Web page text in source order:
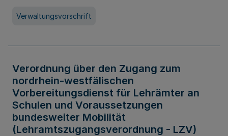
Verwaltungsvorschrift
Verordnung über den Zugang zum
nordrhein-westfälischen
Vorbereitungsdienst für Lehrämter an
Schulen und Voraussetzungen
bundesweiter Mobilität
(Lehramtszugangsverordnung - LZV)